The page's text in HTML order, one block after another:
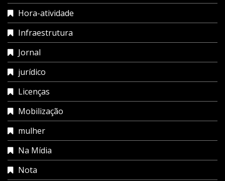
Hora-atividade
Infraestrutura
Jornal
jurídico
Licenças
Mobilização
mulher
Na Mídia
Nota